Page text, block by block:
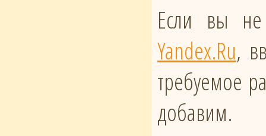
Если вы не
Yandex.Ru,
требуемое
добавим.